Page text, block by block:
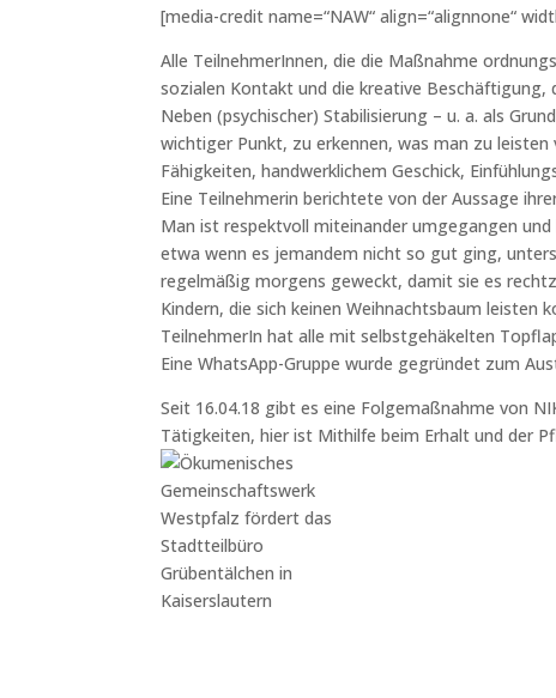
[media-credit name=“NAW“ align=“alignnone“
Alle TeilnehmerInnen, die die Maßnahme
sozialen Kontakt und die kreative Beschäftigung,
Neben (psychischer) Stabilisierung – u. a. als
wichtiger Punkt, zu erkennen, was man zu
Fähigkeiten, handwerklichem Geschick,
Eine Teilnehmerin berichtete von der Aussage
Man ist respektvoll miteinander umgegangen
etwa wenn es jemandem nicht so gut ging,
regelmäßig morgens geweckt, damit sie es
Kindern, die sich keinen Weihnachtsbaum leisten
TeilnehmerIn hat alle mit selbstgehäkelten
Eine WhatsApp-Gruppe wurde gegründet zum
Seit 16.04.18 gibt es eine Folgemaßnahme von
Tätigkeiten, hier ist Mithilfe beim Erhalt und der